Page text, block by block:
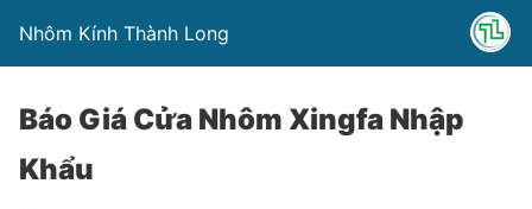
Nhôm Kính Thành Long
Báo Giá Cửa Nhôm Xingfa Nhập
Khẩu